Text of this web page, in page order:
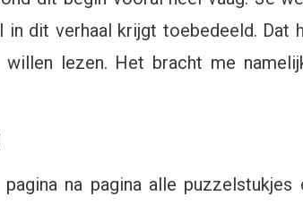
dit verhaal krijgt toebedeeld. Dat
lezen. Het bracht me
na pagina alle